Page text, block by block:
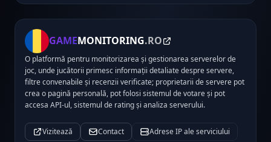
GAMEMONITORING.RO
O platformă pentru monitorizarea și gestionarea serverelor de
joc, unde jucătorii primesc informații detaliate despre servere,
filtre convenabile și recenzii verificate; proprietarii de servere pot
crea o pagină personală, pot folosi sistemul de votare și pot
accesa API-ul, sistemul de rating și analiza serverului.
Vizitează Contact Adrese IP ale serviciului